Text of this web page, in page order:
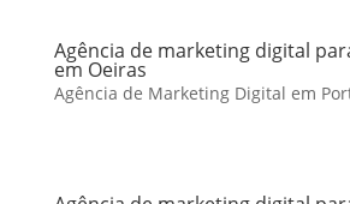
Agência de marketing digital
em Oeiras
Agência de Marketing Digital em